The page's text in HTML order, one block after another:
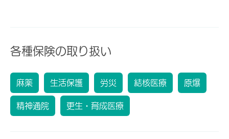
各種保険の取り扱い
麻薬 生活保護 労災 結核医療 原爆
精神通院 更生・育成医療